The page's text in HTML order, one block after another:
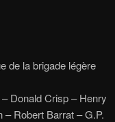
de la brigade légère
Donald Crisp – Henry
Robert Barrat – G.P.